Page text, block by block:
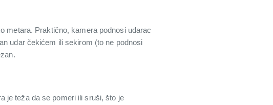
metara. Praktično, kamera podnosi udarac
udar čekićem ili sekirom (to ne podnosi
je teža da se pomeri ili sruši, što je